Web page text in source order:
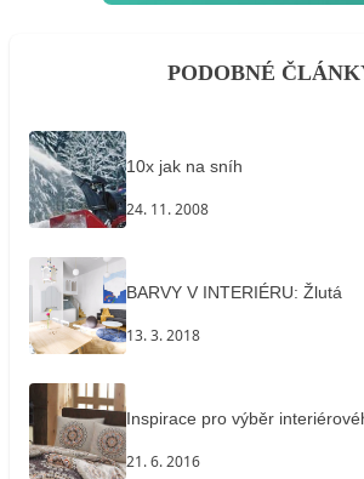
PODOBNÉ
10x jak na sníh
24. 11. 2008
BARVY V INTERIÉRU: Žlutá
13. 3. 2018
Inspirace pro výběr
21. 6. 2016